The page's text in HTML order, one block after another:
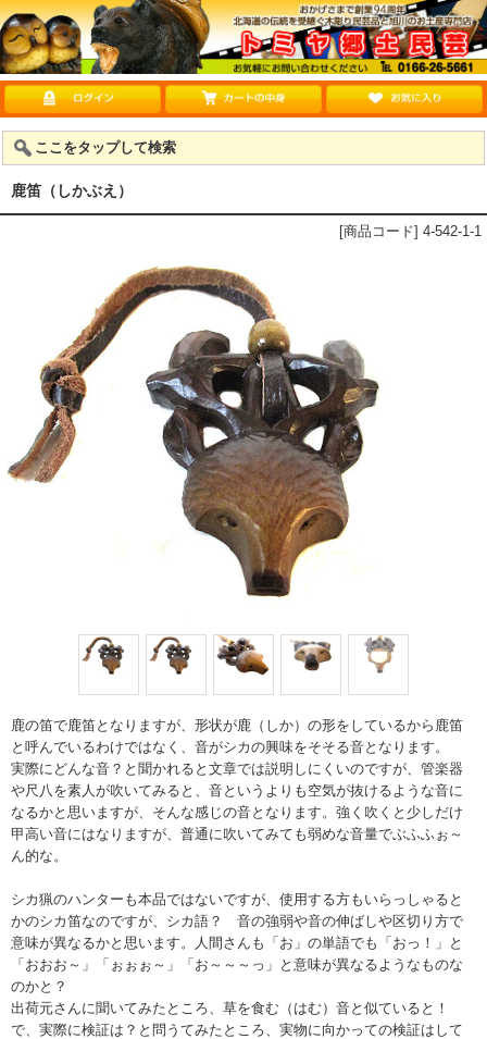
ここをタップして検索
鹿笛（しかぶえ）
[商品コード] 4-542-1-1
鹿の笛で鹿笛となりますが、形状が鹿（しか）の形をしているから鹿笛
と呼んでいるわけではなく、音がシカの興味をそそる音となります。
実際にどんな音？と聞かれると文章では説明しにくいのですが、管楽器
や尺八を素人が吹いてみると、音というよりも空気が抜けるような音に
なるかと思いますが、そんな感じの音となります。強く吹くと少しだけ
甲高い音にはなりますが、普通に吹いてみても弱めな音量でぶふふぉ～
ん的な。
シカ猟のハンターも本品ではないですが、使用する方もいらっしゃると
かのシカ笛なのですが、シカ語？ 音の強弱や音の伸ばしや区切り方で
意味が異なるかと思います。人間さんも「お」の単語でも「おっ！」と
「おおお～」「ぉぉぉ～」「お～～～っ」と意味が異なるようなものな
のかと？
出荷元さんに聞いてみたところ、草を食む（はむ）音と似ていると！
で、実際に検証は？と問うてみたところ、実物に向かっての検証はして